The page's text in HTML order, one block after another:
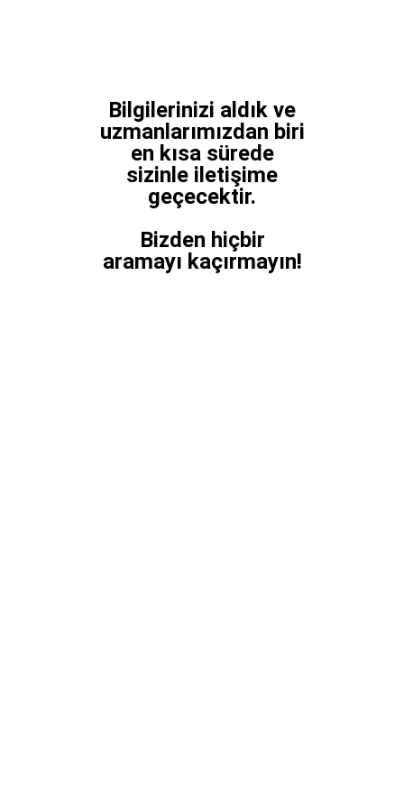
Bilgilerinizi aldık ve
uzmanlarımızdan biri
en kısa sürede
sizinle iletişime
geçecektir.
Bizden hiçbir
aramayı kaçırmayın!